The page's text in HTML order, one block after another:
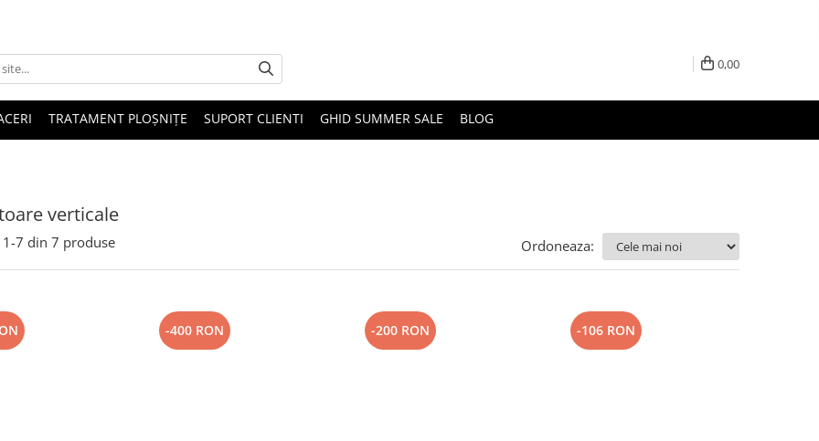
0,00
TRATAMENT PLOȘNIȚE SUPORT CLIENTI GHID SUMMER SALE BLOG
verticale
1-7 din 7 produse Ordoneaza:
-400 RON -200 RON -106 RON